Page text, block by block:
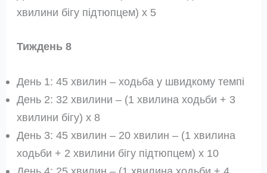
хвилини бігу підтюпцем) x 5
Тиждень 8
День 1: 45 хвилин – ходьба у швидкому темпі
День 2: 32 хвилини – (1 хвилина ходьби + 3
хвилини бігу) x 8
День 3: 45 хвилин – 20 хвилин – (1 хвилина
ходьби + 2 хвилини бігу підтюпцем) x 10